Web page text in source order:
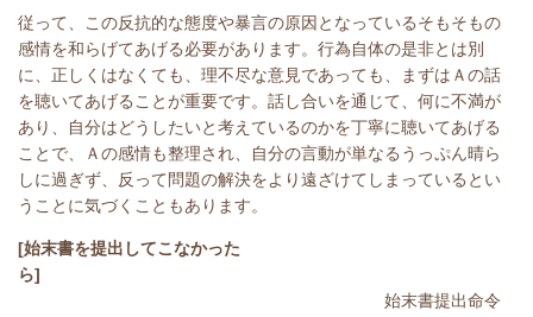
従って、この反抗的な態度や暴言の原因となっているそもそもの
感情を和らげてあげる必要があります。行為自体の是非とは別
に、正しくはなくても、理不尽な意見であっても、まずはＡの話
を聴いてあげることが重要です。話し合いを通じて、何に不満が
あり、自分はどうしたいと考えているのかを丁寧に聴いてあげる
ことで、Ａの感情も整理され、自分の言動が単なるうっぷん晴ら
しに過ぎず、反って問題の解決をより遠ざけてしまっているとい
うことに気づくこともあります。
[始末書を提出してこなかった
ら]
始末書提出命令